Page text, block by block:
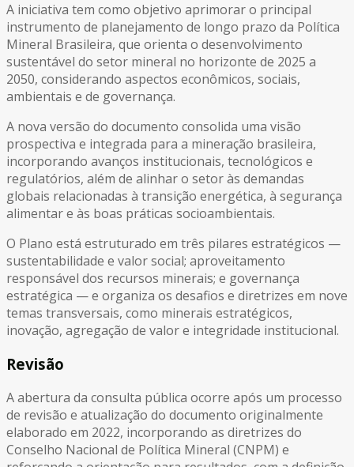
A iniciativa tem como objetivo aprimorar o principal
instrumento de planejamento de longo prazo da Política
Mineral Brasileira, que orienta o desenvolvimento
sustentável do setor mineral no horizonte de 2025 a
2050, considerando aspectos econômicos, sociais,
ambientais e de governança.
A nova versão do documento consolida uma visão
prospectiva e integrada para a mineração brasileira,
incorporando avanços institucionais, tecnológicos e
regulatórios, além de alinhar o setor às demandas
globais relacionadas à transição energética, à segurança
alimentar e às boas práticas socioambientais.
O Plano está estruturado em três pilares estratégicos —
sustentabilidade e valor social; aproveitamento
responsável dos recursos minerais; e governança
estratégica — e organiza os desafios e diretrizes em nove
temas transversais, como minerais estratégicos,
inovação, agregação de valor e integridade institucional.
Revisão
A abertura da consulta pública ocorre após um processo
de revisão e atualização do documento originalmente
elaborado em 2022, incorporando as diretrizes do
Conselho Nacional de Política Mineral (CNPM) e